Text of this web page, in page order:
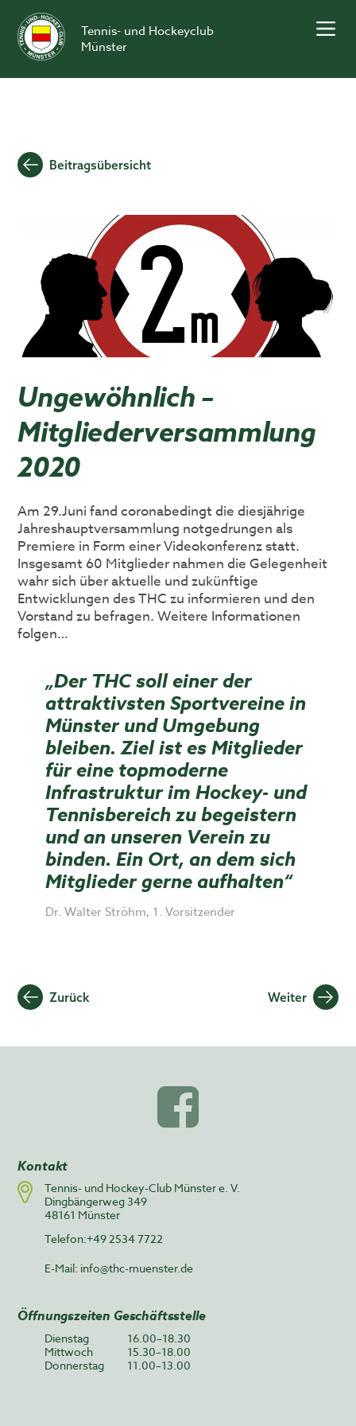
content
Tennis- und Hockeyclub
Münster
Beitragsübersicht
Ungewöhnlich –
Mitgliederversammlung
2020
Am 29.Juni fand coronabedingt die diesjährige
Jahreshauptversammlung notgedrungen als
Premiere in Form einer Videokonferenz statt.
Insgesamt 60 Mitglieder nahmen die Gelegenheit
wahr sich über aktuelle und zukünftige
Entwicklungen des THC zu informieren und den
Vorstand zu befragen. Weitere Informationen
folgen…
„Der THC soll einer der
attraktivsten Sportvereine in
Münster und Umgebung
bleiben. Ziel ist es Mitglieder
für eine topmoderne
Infrastruktur im Hockey- und
Tennisbereich zu begeistern
und an unseren Verein zu
binden. Ein Ort, an dem sich
Mitglieder gerne aufhalten“
Dr. Walter Ströhm, 1. Vorsitzender
Zurück Weiter
Kontakt
Tennis- und Hockey-Club Münster e. V.
Dingbängerweg 349
48161 Münster
Telefon:+49 2534 7722
E-Mail: info@thc-muenster.de
Öffnungszeiten Geschäftsstelle
Dienstag
16.00–18.30
Mittwoch
15.30–18.00
Donnerstag
11.00–13.00